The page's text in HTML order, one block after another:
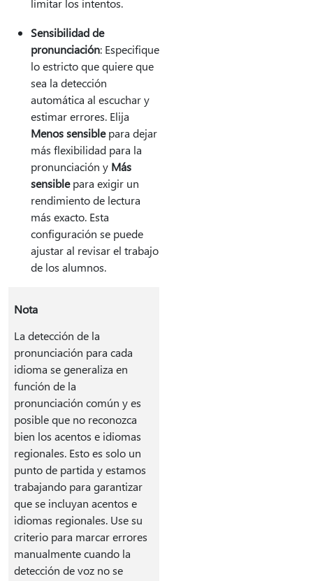
limitar los intentos.
Sensibilidad de
pronunciación: Especifique
lo estricto que quiere que
sea la detección
automática al escuchar y
estimar errores. Elija
Menos sensiblepara dejar
más flexibilidad para la
pronunciación y Más
sensiblepara exigir un
rendimiento de lectura
más exacto. Esta
configuración se puede
ajustar al revisar el trabajo
de los alumnos.
Nota
La detección de la
pronunciación para cada
idioma se generaliza en
función de la
pronunciación común y es
posible que no reconozca
bien los acentos e idiomas
regionales. Esto es solo un
punto de partida y estamos
trabajando para garantizar
que se incluyan acentos e
idiomas regionales. Use su
criterio para marcar errores
manualmente cuando la
detección de voz no se